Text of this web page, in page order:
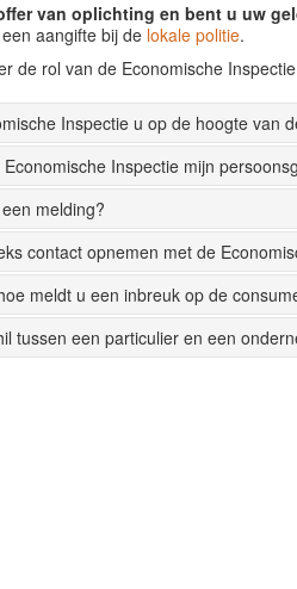
van oplichting en bent u uw
aangifte bij de lokale politie.
de rol van de Economische
Inspectie u op de hoogte van
Inspectie mijn
melding?
contact opnemen met de
meldt u een inbreuk op de
tussen een particulier en een